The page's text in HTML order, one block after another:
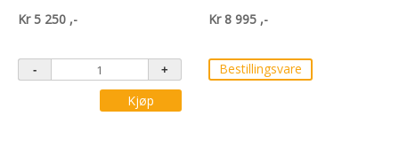
Kr5 250 ,-
Kjøp
Kr 8 995 ,-
Bestillingsvare